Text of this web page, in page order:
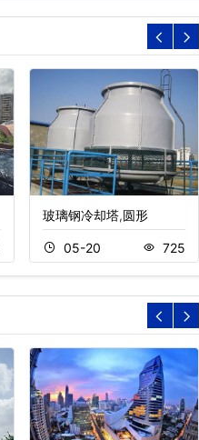
玻璃钢冷却塔,圆形
05-20 725